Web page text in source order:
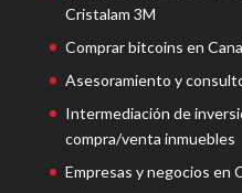
Cristalam 3M
Comprar bitcoins en
Asesoramiento y
Intermediación de
compra/venta inmuebles
Empresas y negocios en